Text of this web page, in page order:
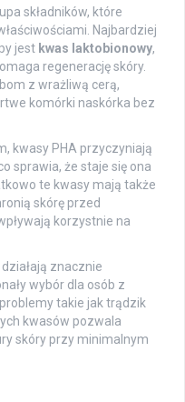
składników, które
Najbardziej
jest kwas laktobionowy,
regenerację skóry.
z wrażliwą cerą,
komórki naskórka bez
kwasy PHA przyczyniają
sprawia, że staje się ona
te kwasy mają także
skórę przed
korzystnie na
znacznie
wybór dla osób z
takie jak trądzik
kwasów pozwala
skóry przy minimalnym